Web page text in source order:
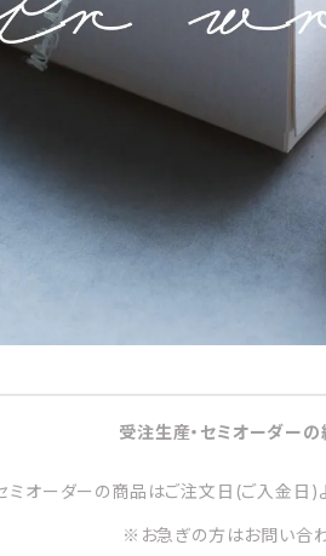
受注生産・セミオーダー
ミオーダーの商品はご注文日(ご入金日)
※お急ぎの方はお問い合わ